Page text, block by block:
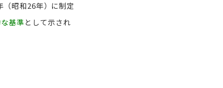
（昭和26年）に制定
基準として示され